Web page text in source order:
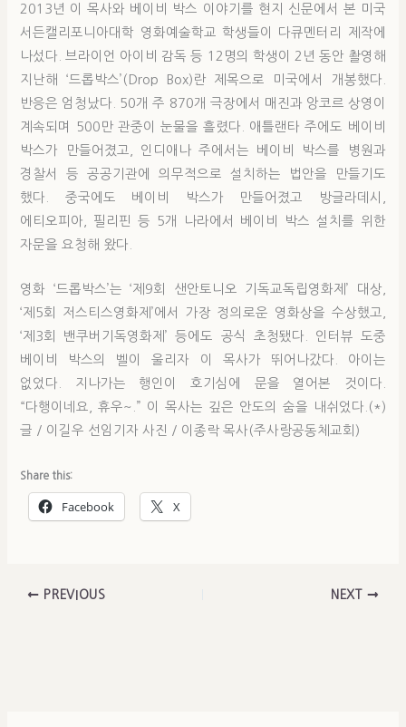
2013년 이 목사와 베이비 박스 이야기를 현지 신문에서 본 미국
서든캘리포니아대학 영화예술학교 학생들이 다큐멘터리 제작에
나섰다. 브라이언 아이비 감독 등 12명의 학생이 2년 동안 촬영해
지난해 ‘드롭박스’(Drop Box)란 제목으로 미국에서 개봉했다.
반응은 엄청났다. 50개 주 870개 극장에서 매진과 앙코르 상영이
계속되며 500만 관중이 눈물을 흘렸다. 애틀랜타 주에도 베이비
박스가 만들어졌고, 인디애나 주에서는 베이비 박스를 병원과
경찰서 등 공공기관에 의무적으로 설치하는 법안을 만들기도
했다. 중국에도 베이비 박스가 만들어졌고 방글라데시,
에티오피아, 필리핀 등 5개 나라에서 베이비 박스 설치를 위한
자문을 요청해 왔다.
영화 ‘드롭박스’는 ‘제9회 샌안토니오 기독교독립영화제’ 대상,
‘제5회 저스티스영화제’에서 가장 정의로운 영화상을 수상했고,
‘제3회 밴쿠버기독영화제’ 등에도 공식 초청됐다. 인터뷰 도중
베이비 박스의 벨이 울리자 이 목사가 뛰어나갔다. 아이는
없었다. 지나가는 행인이 호기심에 문을 열어본 것이다.
“다행이네요, 휴우~.” 이 목사는 깊은 안도의 숨을 내쉬었다.(*)
글 / 이길우 선임기자 사진 / 이종락 목사(주사랑공동체교회)
Share this:
Facebook X
PREVIOUS NEXT